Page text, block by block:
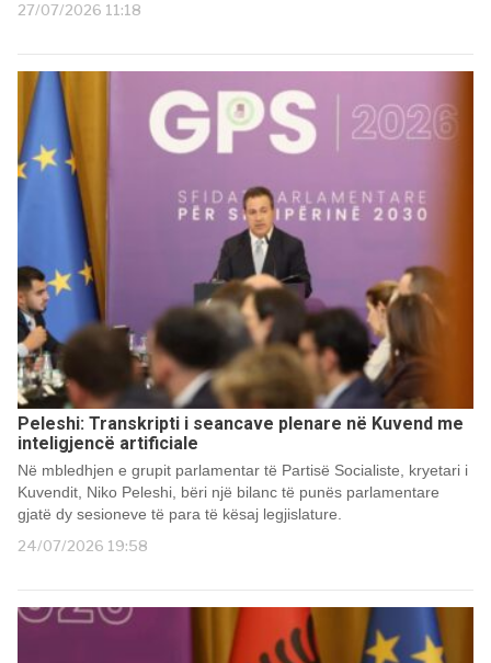
27/07/2026 11:18
Peleshi: Transkripti i seancave plenare në Kuvend me
inteligjencë artificiale
Në mbledhjen e grupit parlamentar të Partisë Socialiste, kryetari i
Kuvendit, Niko Peleshi, bëri një bilanc të punës parlamentare
gjatë dy sesioneve të para të kësaj legjislature.
24/07/2026 19:58